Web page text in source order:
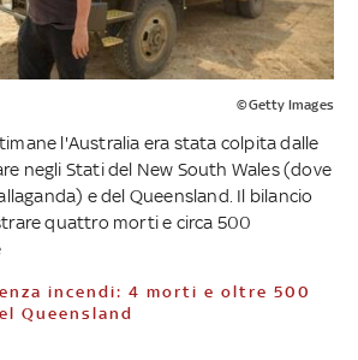
©Getty Images
l'Australia era stata colpita dalle
negli Stati del New South Wales (dove
e del Queensland. Il bilancio
quattro morti e circa 500
Queensland